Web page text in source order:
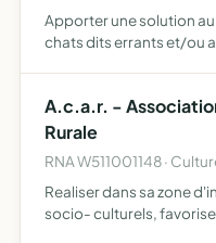
Apporter une solution
chats dits errants et/ou
e…
A.c.a.r. -
Rurale
RNA W511001148 ·
Realiser dans sa zone
socio- culturels,